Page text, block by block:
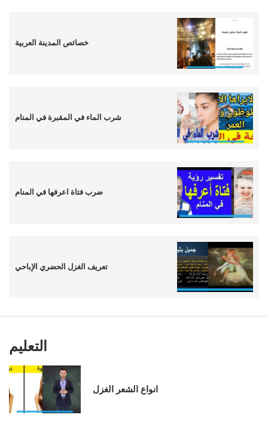
خصائص المدينة العربية
شرب الماء في المقبرة في المنام
ضرب فتاة اعرفها في المنام
تعريف الغزل الحضري الإباحي
التعليم
انواع الشعر الغزل